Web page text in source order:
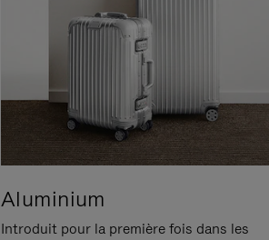
Aluminium
Introduit pour la première fois dans les